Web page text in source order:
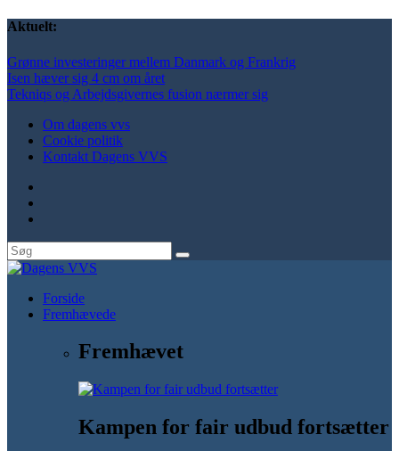
Aktuelt:
Grønne investeringer mellem Danmark og Frankrig
Isen hæver sig 4 cm om året
Tekniqs og Arbejdsgivernes fusion nærmer sig
Om dagens vvs
Cookie politik
Kontakt Dagens VVS
Forside
Fremhævede
Fremhævet
Kampen for fair udbud fortsætter